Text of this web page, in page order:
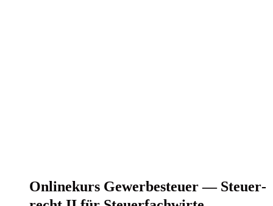
Online­kurs Gewer­be­steu­er — Steu­er­